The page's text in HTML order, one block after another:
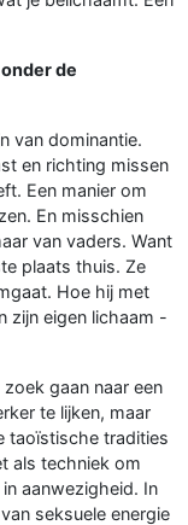
de
van dominantie.
en richting missen
Een manier om
En misschien
van vaders. Want
plaats thuis. Ze
Hoe hij met
zijn eigen lichaam -
gaan naar een
te lijken, maar
taoïstische tradities
als techniek om
aanwezigheid. In
seksuele energie